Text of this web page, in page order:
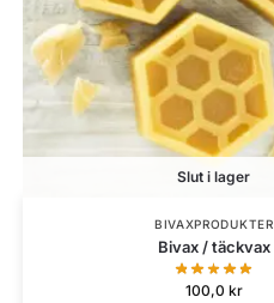
Slut i lager
BIVAXPRODUKTER
Bivax / täckvax
100,0 kr